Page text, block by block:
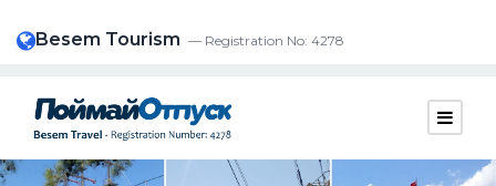
Besem Tourism — Registration No: 4278